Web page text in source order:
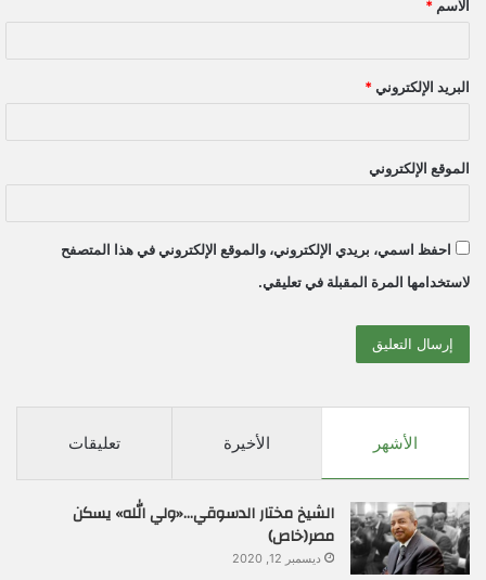
*الاسم *
البريد الإلكتروني *
الموقع الإلكتروني
احفظ اسمي، بريدي الإلكتروني، والموقع الإلكتروني في هذا المتصفح
لاستخدامها المرة المقبلة في تعليقي.
الأشهر الأخيرة تعليقات
الشيخ مختار الدسوقي…«ولي الله» يسكن
مصر(خاص)
ديسمبر 12, 2020